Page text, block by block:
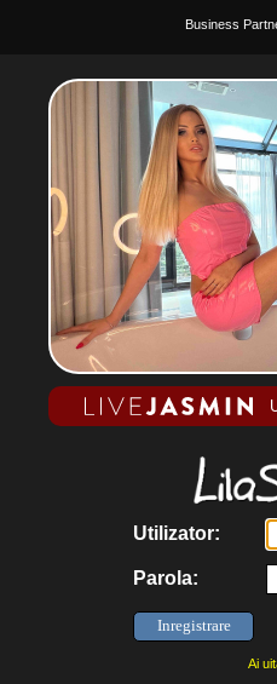
Business
Utilizator:
Parola:
Ai